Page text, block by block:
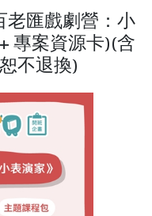
老匯戲劇營：小
專案資源卡)(含
不退換)